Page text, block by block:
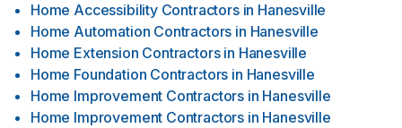
Home Accessibility Contractors in Hanesville
Home Automation Contractors in Hanesville
Home Extension Contractors in Hanesville
Home Foundation Contractors in Hanesville
Home Improvement Contractors in Hanesville
Home Improvement Contractors in Hanesville